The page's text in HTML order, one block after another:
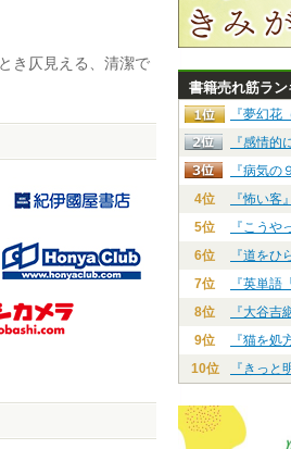
き仄見える、清潔で
書籍売れ筋ラン
『夢幻花
『感情的
『病気の
4位
『怖い客』
5位
『こうや
6位
『道をひ
7位
『英単語
8位
『大谷吉
9位
『猫を処
10位
『きっと